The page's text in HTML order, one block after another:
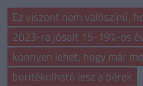
Ez viszont nem valószínű,
2023-ra jósolt 15-19%-os
könnyen lehet, hogy már
borítékolható lesz a bérek